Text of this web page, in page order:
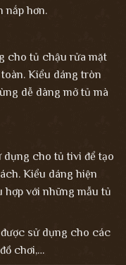
nắp hơn.
cho tủ chậu rửa mặt
Kiểu dáng tròn
dễ dàng mở tủ mà
dụng cho tủ tivi để tạo
Kiểu dáng hiện
hợp với những mẫu tủ
sử dụng cho các
chơi,…